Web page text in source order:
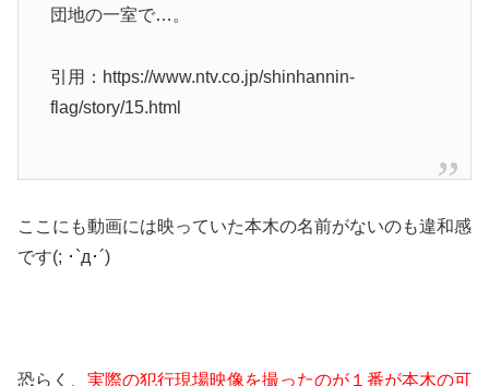
団地の一室で…。
引用：https://www.ntv.co.jp/shinhannin-
flag/story/15.html
ここにも動画には映っていた本木の名前がないのも違和感
です(; ･`д･´)
恐らく、 実際の犯行現場映像を撮ったのが１番が本木の可